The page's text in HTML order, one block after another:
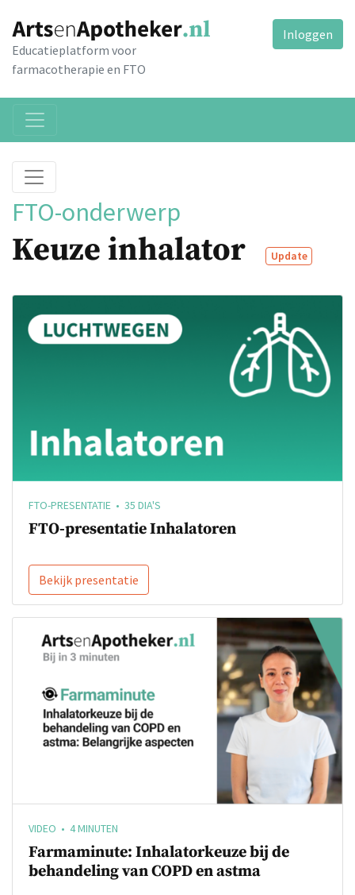
Educatieplatform voor
farmacotherapie en FTO
Inloggen
FTO-onderwerp
Keuze inhalator Update
FTO-PRESENTATIE • 35 DIA'S
FTO-presentatie Inhalatoren
Bekijk presentatie
VIDEO • 4 MINUTEN
Farmaminute: Inhalatorkeuze bij de
behandeling van COPD en astma